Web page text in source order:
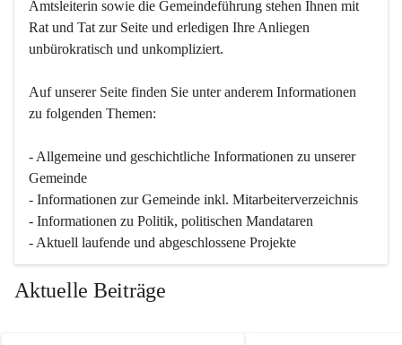
Amtsleiterin sowie die Gemeindeführung stehen Ihnen mit
Rat und Tat zur Seite und erledigen Ihre Anliegen
unbürokratisch und unkompliziert.
Auf unserer Seite finden Sie un­ter an­de­rem Informationen
zu folgenden Themen:
- Allgemeine und geschichtliche Informationen zu unserer
Gemeinde
- Informationen zur Gemeinde inkl. Mitarbeiterverzeichnis
- Informationen zu Politik, politischen Mandataren
- Aktuell laufende und abgeschlossene Projekte
Aktuelle Beiträge